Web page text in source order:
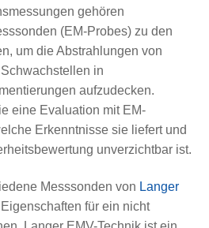
gehören
(EM-Probes) zu den
um die Abstrahlungen von
in
aufzudecken.
eine Evaluation mit EM-
Erkenntnisse sie liefert und
unverzichtbar ist.
Messsonden von Langer
für ein nicht